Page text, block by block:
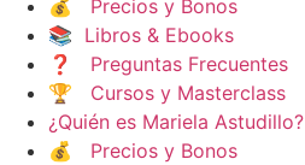
💰 Precios y Bonos
📚 Libros & Ebooks
❓ Preguntas Frecuentes
🏆 Cursos y Masterclass
¿Quién es Mariela Astudillo?
💰 Precios y Bonos